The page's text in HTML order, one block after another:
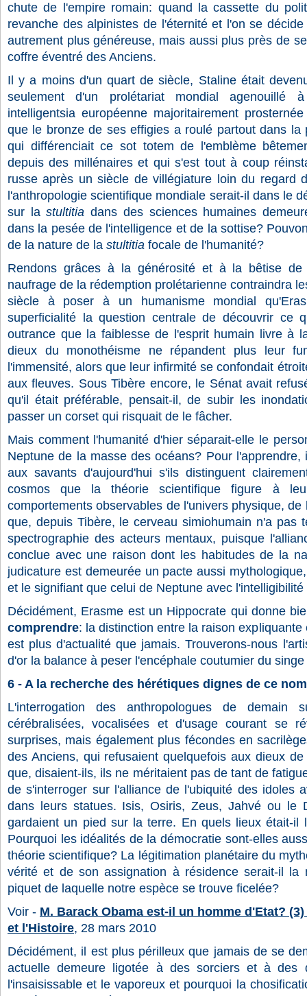
chute de l'empire romain: quand la cassette du
revanche des alpinistes de l'éternité et l'on se
autrement plus généreuse, mais aussi plus près de
coffre éventré des Anciens.
Il y a moins d'un quart de siècle, Staline était
seulement d'un prolétariat mondial agenouillé
intelligentsia européenne majoritairement
que le bronze de ses effigies a roulé partout dans la
qui différenciait ce sot totem de l'emblème
depuis des millénaires et qui s'est tout à coup
russe après un siècle de villégiature loin du regard
l'anthropologie scientifique mondiale serait-il dans le
sur lastultitia dans des sciences humaines
dans la pesée de l'intelligence et de la sottise?
de la nature de la stultitia focale de l'humanité?
Rendons grâces à la générosité et à la bêtise de
naufrage de la rédemption prolétarienne contraindra
siècle à poser à un humanisme mondial
superficialité la question centrale de découvrir ce
outrance que la faiblesse de l'esprit humain livre à
dieux du monothéisme ne répandent plus leur
l'immensité, alors que leur infirmité se confondait
aux fleuves. Sous Tibère encore, le Sénat avait
qu'il était préférable, pensait-il, de subir les
passer un corset qui risquait de le fâcher.
Mais comment l'humanité d'hier séparait-elle le
Neptune de la masse des océans? Pour
aux savants d'aujourd'hui s'ils distinguent
cosmos que la théorie scientifique figure à
comportements observables de l'univers physique,
que, depuis Tibère, le cerveau simiohumain n'a pas
spectrographie des acteurs mentaux, puisque
conclue avec une raison dont les habitudes de la
judicature est demeurée un pacte aussi
et le signifiant que celui de Neptune avec
Décidément, Erasme est un Hippocrate qui donne
comprendre: la distinction entre la raison
est plus d'actualité que jamais. Trouverons-nous
d'or la balance à peser l'encéphale coutumier du
6 - A la recherche des hérétiques dignes de ce nom
L'interrogation des anthropologues de
cérébralisées, vocalisées et d'usage courant se
surprises, mais également plus fécondes en
des Anciens, qui refusaient quelquefois aux dieux
que, disaient-ils, ils ne méritaient pas de tant de
de s'interroger sur l'alliance de l'ubiquité des idoles
dans leurs statues. Isis, Osiris, Zeus, Jahvé ou le
gardaient un pied sur la terre. En quels lieux était-il
Pourquoi les idéalités de la démocratie sont-elles
théorie scientifique? La légitimation planétaire du
vérité et de son assignation à résidence serait-il la
piquet de laquelle notre espèce se trouve ficelée?
Voir - M. Barack Obama est-il un homme d'Etat?
et l'Histoire, 28 mars 2010
Décidément, il est plus périlleux que jamais de se
actuelle demeure ligotée à des sorciers et à des
l'insaisissable et le vaporeux et pourquoi la